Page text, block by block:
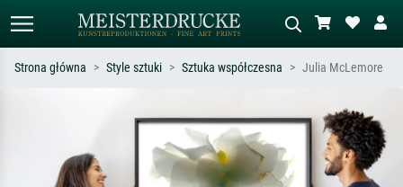
Szukaj wg artysty, tytułu lub stylu – np.
Monet, Gwiaździsta noc,
impresjonizm, fala Hokusaia, akt.
Opisz scenę – np. zielona łąka,
abstrakcja z czerwienią, ciemny olej,
stojący akt obok drzewa.
Strona główna Style sztuki Sztuka współczesna Julia McLemore